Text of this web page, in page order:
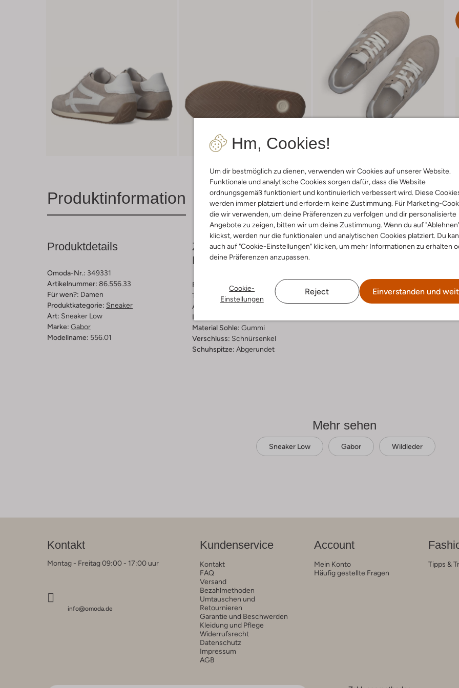
Hm, Cookies!
Um dir bestmöglich zu dienen, verwenden wir Cookies auf unserer Website.
Funktionale und analytische Cookies sorgen dafür, dass die Website
ordnungsgemäß funktioniert und kontinuierlich verbessert wird. Diese
werden immer platziert und erfordern keine Zustimmung. Für Marketing-
die wir verwenden, um deine Präferenzen zu verfolgen und dir personalisierte
Angebote zu zeigen, bitten wir um deine Zustimmung. Wenn du auf
klickst, werden nur die funktionalen und analytischen Cookies platziert. Du
auch auf "Cookie-Einstellungen" klicken, um mehr Informationen zu erhalten
deine Präferenzen anzupassen.
Cookie-
Einstellungen
Reject Einverstanden und
Produktinformation Lieferung & Rückgabe
Produktdetails
Omoda-Nr.: 349331
Artikelnummer: 86.556.33
Für wen?: Damen
Produktkategorie: Sneaker
Art: Sneaker Low
Marke: Gabor
Modellname: 556.01
Zusammensetzung &
Passform
Farbe :
Beige
Trends:
Retro Revival
Außenmaterial:
Innenmaterial:
Material Sohle: Gummi
Verschluss: Schnürsenkel
Schuhspitze: Abgerundet
Mehr sehen
Sneaker Low Gabor Wildleder
Kontakt
Montag - Freitag 09:00 - 17:00 uur
info@omoda.de
Kundenservice
Kontakt
FAQ
Versand
Bezahlmethoden
Umtauschen und
Retournieren
Garantie und Beschwerden
Kleidung und Pflege
Widerrufsrecht
Datenschutz
Impressum
AGB
Account
Mein Konto
Häufig gestellte Fragen
Tipps &